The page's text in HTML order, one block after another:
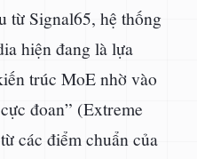
từ Signal65, hệ thống
hiện đang là lựa
trúc MoE nhờ vào
đoan” (Extreme
các điểm chuẩn của